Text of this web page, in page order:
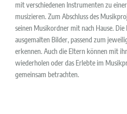
mit verschiedenen Instrumenten zu
musizieren. Zum Abschluss des
seinen Musikordner mit nach Hause.
ausgemalten Bilder, passend zum
erkennen. Auch die Eltern können mit
wiederholen oder das Erlebte im
gemeinsam betrachten.